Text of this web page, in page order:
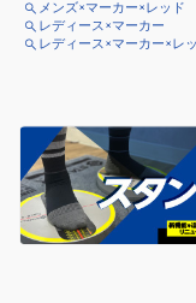
メンズ×マーカー×レッド
レディース×マーカー
レディース×マーカー×レ